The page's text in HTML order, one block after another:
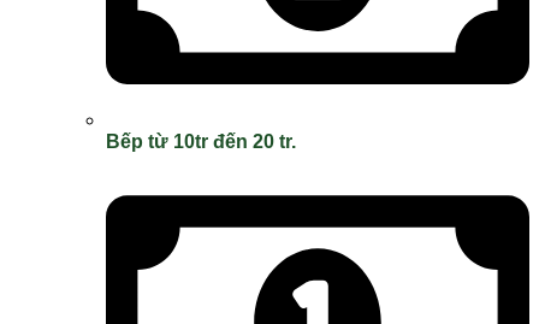
Bếp từ 10tr đến 20 tr.